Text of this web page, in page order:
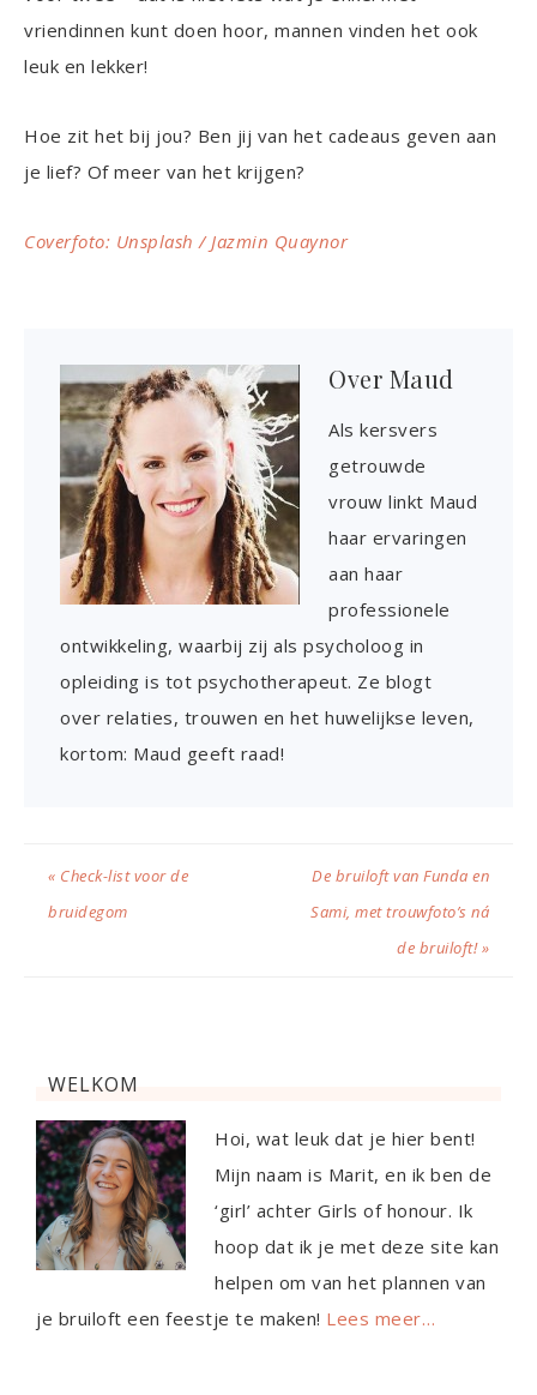
vriendinnen kunt doen hoor, mannen vinden het ook
leuk en lekker!
Hoe zit het bij jou? Ben jij van het cadeaus geven aan
je lief? Of meer van het krijgen?
Coverfoto: Unsplash / Jazmin Quaynor
Over Maud
Als kersvers
getrouwde
vrouw linkt Maud
haar ervaringen
aan haar
professionele
ontwikkeling, waarbij zij als psycholoog in
opleiding is tot psychotherapeut. Ze blogt
over relaties, trouwen en het huwelijkse leven,
kortom: Maud geeft raad!
« Check-list voor de
bruidegom
De bruiloft van Funda en
Sami, met trouwfoto’s ná
de bruiloft! »
WELKOM
Hoi, wat leuk dat je hier bent!
Mijn naam is Marit, en ik ben de
‘girl’ achter Girls of honour. Ik
hoop dat ik je met deze site kan
helpen om van het plannen van
je bruiloft een feestje te maken! Lees meer…